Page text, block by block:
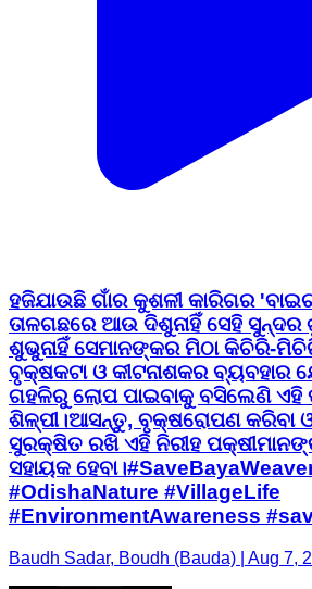
ହଜିଯାଉଛି ଗାଁର କୁଶଳୀ କାରିଗର
ତାଳଗଛରେ ଆଉ ଦିଶୁନାହିଁ ସେହି ସୁନ୍ଦର
ଶୁଭୁନାହିଁ ସେମାନଙ୍କର ମିଠା କିଚିରି-
ବୃକ୍ଷକଟା ଓ କୀଟନାଶକର ବ୍ୟବହାର
ଗହଳିରୁ ଲୋପ ପାଇବାକୁ ବସିଲେଣି ଏହି
ଶିଳ୍ପୀ। ​ଆସନ୍ତୁ, ବୃକ୍ଷରୋପଣ କରିବା
ସୁରକ୍ଷିତ ରଖି ଏହି ନିରୀହ
ସହାୟକ ହେବା।
#OdishaNature #VillageLife
#EnvironmentAwareness
Baudh Sadar, Boudh (Bauda) | Aug 7,